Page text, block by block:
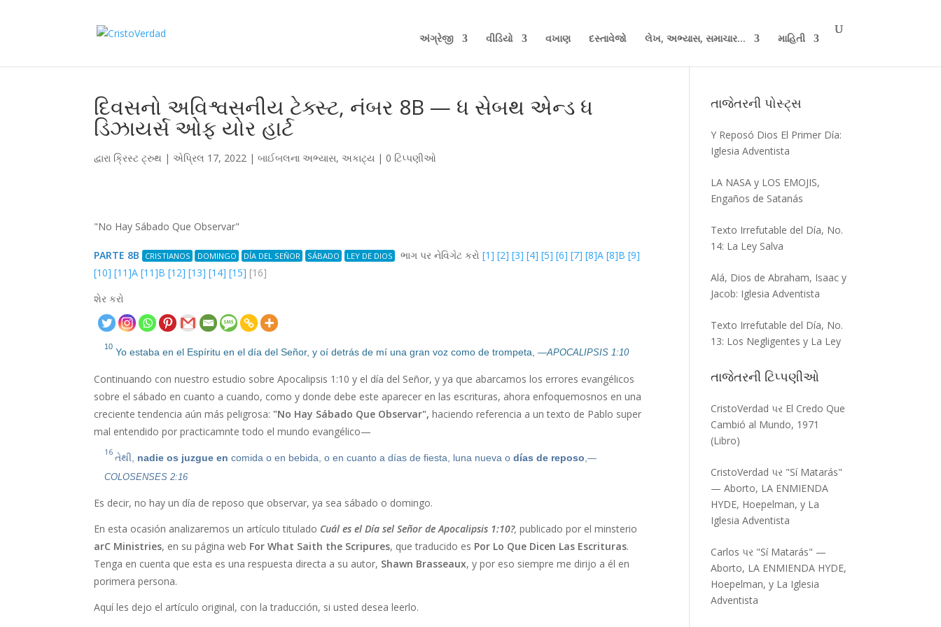
અંગ્રેજી વીડિયો વખાણ દસ્તાવેજો લેખ, અભ્યાસ, સમાચાર... માહિતી
દિવસનો અવિશ્વસનીય ટેક્સ્ટ, નંબર 8B — ધ સેબથ એન્ડ ધ
ડિઝાયર્સ ઓફ યોર હાર્ટ
દ્વારા ક્રિસ્ટ ટ્રુથ | એપ્રિલ 17, 2022 |બાઈબલના અભ્યાસ, અકાટ્ય | 0 ટિપ્પણીઓ
"No Hay Sábado Que Observar"
PARTE 8B CRISTIANOS DOMINGO DÍA DEL SEÑOR SÁBADO LEY DE DIOS ભાગ પર નેવિગેટ કરો [1] [2] [3] [4] [5] [6] [7] [8]A [8]B [9]
[10] [11]A [11]B [12] [13] [14] [15] [16]
શેર કરો
10 Yo estaba en el Espíritu en el día del Señor, y oí detrás de mí una gran voz como de trompeta, —APOCALIPSIS 1:10
Continuando con nuestro estudio sobre Apocalipsis 1:10 y el día del Señor, y ya que abarcamos los errores evangélicos
sobre el sábado en cuanto a cuando, como y donde debe este aparecer en las escrituras, ahora enfoquemosnos en una
creciente tendencia aún más peligrosa: "No Hay Sábado Que Observar",haciendo referencia a un texto de Pablo super
mal entendido por practicamnte todo el mundo evangélico—
16 તેથી, nadie os juzgue en comida o en bebida, o en cuanto a días de fiesta, luna nueva odías de reposo ,—
COLOSENSES 2:16
Es decir, no hay un día de reposo que observar, ya sea sábado o domingo.
En esta ocasión analizaremos un artículo titulado Cuál es el Día sel Señor de Apocalipsis 1:10?, publicado por el minsterio
arC Ministries, en su página web For What Saith the Scripures, que traducido es Por Lo Que Dicen Las Escrituras.
Tenga en cuenta que esta es una respuesta directa a su autor, Shawn Brasseaux, y por eso siempre me dirijo a él en
porimera persona.
Aquí les dejo el artículo original, con la traducción, si usted desea leerlo.
તાજેતરની પોસ્ટ્સ
Y Reposó Dios El Primer Día:
Iglesia Adventista
LA NASA y LOS EMOJIS,
Engaños de Satanás
Texto Irrefutable del Día, No.
14: La Ley Salva
Alá, Dios de Abraham, Isaac y
Jacob: Iglesia Adventista
Texto Irrefutable del Día, No.
13: Los Negligentes y La Ley
તાજેતરની ટિપ્પણીઓ
CristoVerdad પર El Credo Que
Cambió al Mundo, 1971
(Libro)
CristoVerdad પર "Sí Matarás"
— Aborto, LA ENMIENDA
HYDE, Hoepelman, y La
Iglesia Adventista
Carlos પર "Sí Matarás" —
Aborto, LA ENMIENDA HYDE,
Hoepelman, y La Iglesia
Adventista